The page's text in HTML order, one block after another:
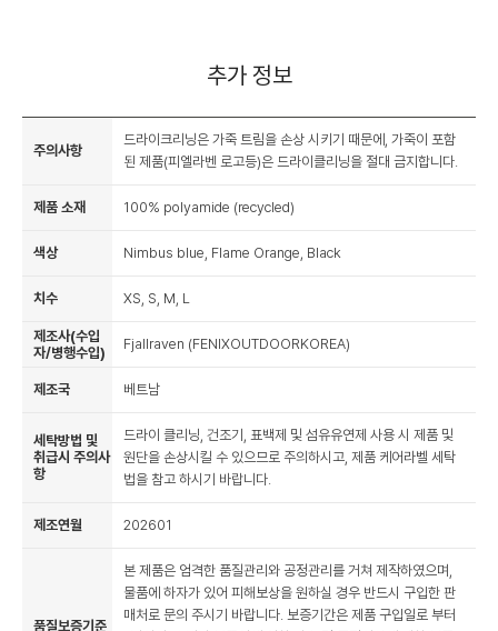
추가 정보
주의사항
드라이크리닝은 가죽 트림을 손상 시키기 때문에, 가죽이 포함
된 제품(피엘라벤 로고등)은 드라이클리닝을 절대 금지합니다.
제품 소재 100% polyamide (recycled)
색상 Nimbus blue, Flame Orange, Black
치수 XS, S, M, L
제조사(수입
자/병행수입)
Fjallraven (FENIXOUTDOORKOREA)
제조국 베트남
세탁방법 및
취급시 주의사
항
드라이 클리닝, 건조기, 표백제 및 섬유유연제 사용 시 제품 및
원단을 손상시킬 수 있으므로 주의하시고, 제품 케어라벨 세탁
법을 참고 하시기 바랍니다.
제조연월 202601
품질보증기준
본 제품은 엄격한 품질관리와 공정관리를 거쳐 제작하였으며,
물품에 하자가 있어 피해보상을 원하실 경우 반드시 구입한 판
매처로 문의 주시기 바랍니다. 보증기간은 제품 구입일로 부터